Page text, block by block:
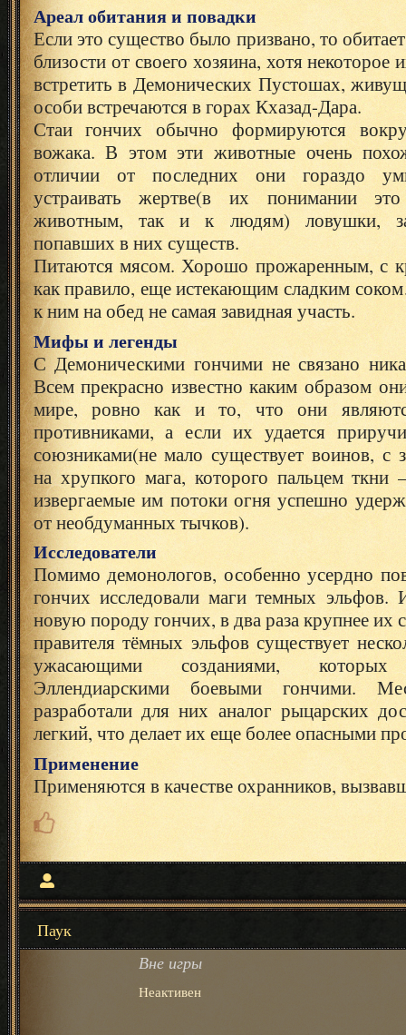
Ареал обитания и повадки
Если это существо было призвано, то
близости от своего хозяина, хотя
встретить в Демонических Пустошах,
особи встречаются в горах Кхазад-Дара.
Стаи гончих обычно формируются
вожака. В этом эти животные очень
отличии от последних они гораздо
устраивать жертве(в их понимании
животным, так и к людям) ловушки,
попавших в них существ.
Питаются мясом. Хорошо прожаренным, с
как правило, еще истекающим сладким
к ним на обед не самая завидная участь.
Мифы и легенды
С Демоническими гончими не связано
Всем прекрасно известно каким образом
мире, ровно как и то, что они
противниками, а если их удается
союзниками(не мало существует воинов, с
на хрупкого мага, которого пальцем ткни
извергаемые им потоки огня успешно
от необдуманных тычков).
Исследователи
Помимо демонологов, особенно усердно
гончих исследовали маги темных эльфов.
новую породу гончих, в два раза крупнее их
правителя тёмных эльфов существует
ужасающими созданиями,
Эллендиарскими боевыми гончими.
разработали для них аналог рыцарских
легкий, что делает их еще более опасными
Применение
Применяются в качестве охранников,
Паук
Вне игры
Неактивен